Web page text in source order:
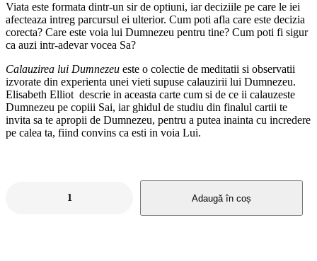
Viata este formata dintr-un sir de optiuni, iar deciziile pe care le iei
afecteaza intreg parcursul ei ulterior. Cum poti afla care este decizia
corecta? Care este voia lui Dumnezeu pentru tine? Cum poti fi sigur
ca auzi intr-adevar vocea Sa?
Calauzirea lui Dumnezeu este o colectie de meditatii si observatii
izvorate din experienta unei vieti supuse calauzirii lui Dumnezeu.
Elisabeth Elliot descrie in aceasta carte cum si de ce ii calauzeste
Dumnezeu pe copiii Sai, iar ghidul de studiu din finalul cartii te
invita sa te apropii de Dumnezeu, pentru a putea inainta cu incredere
pe calea ta, fiind convins ca esti in voia Lui.
Adaugă în coș